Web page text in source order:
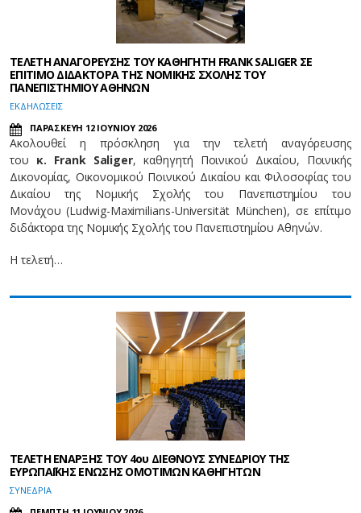
ΤΕΛΕΤΗ ΑΝΑΓΟΡΕΥΣΗΣ ΤΟΥ ΚΑΘΗΓΗΤΗ FRANK SALIGER ΣΕ
ΕΠΙΤΙΜΟ ΔΙΔΑΚΤΟΡΑ ΤΗΣ ΝΟΜΙΚΗΣ ΣΧΟΛΗΣ ΤΟΥ
ΠΑΝΕΠΙΣΤΗΜΙΟΥ ΑΘΗΝΩΝ
EΚΔΗΛΩΣΕΙΣ
ΠΑΡΑΣΚΕΥΗ 12 ΙΟΥΝΙΟΥ 2026
Ακολουθεί η πρόσκληση για την τελετή αναγόρευσης
του κ. Frank Saliger, καθηγητή Ποινικού Δικαίου, Ποινικής
Δικονομίας, Οικονομικού Ποινικού Δικαίου και Φιλοσοφίας του
Δικαίου της Νομικής Σχολής του Πανεπιστημίου του
Μονάχου (Ludwig-Maximilians-Universität München), σε επίτιμο
διδάκτορα της Νομικής Σχολής του Πανεπιστημίου Αθηνών.
Η τελετή…
ΤΕΛΕΤΗ ΕΝΑΡΞΗΣ ΤΟΥ 4ου ΔΙΕΘΝΟΥΣ ΣΥΝΕΔΡΙΟΥ ΤΗΣ
ΕΥΡΩΠΑΪΚΗΣ ΕΝΩΣΗΣ ΟΜΟΤΙΜΩΝ ΚΑΘΗΓΗΤΩΝ
ΣΥΝΕΔΡΙΑ